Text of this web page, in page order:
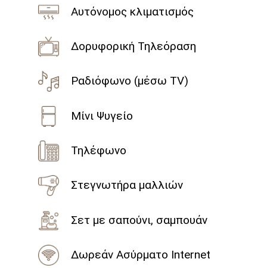
Αυτόνομος κλιματισμός
Δορυφορική Τηλεόραση
Ραδιόφωνο (μέσω TV)
Μίνι Ψυγείο
Τηλέφωνο
Στεγνωτήρα μαλλιών
Σετ με σαπούνι, σαμπουάν
Δωρεάν Ασύρματο Internet